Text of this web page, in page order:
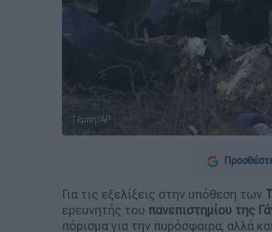
Τέμπη/ΑΡ
Για τις εξελίξεις στην υπόθεση των
ερευνητής του πανεπιστημίου της
πόρισμα για την πυρόσφαιρα, αλλά